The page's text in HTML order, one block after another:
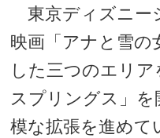
東京ディズニー
映画「アナと雪の
した三つのエリ
スプリングス」を
模な拡張を進めて